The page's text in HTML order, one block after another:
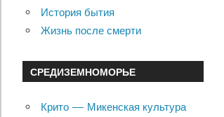
История бытия
Жизнь после смерти
СРЕДИЗЕМНОМОРЬЕ
Крито — Микенская культура